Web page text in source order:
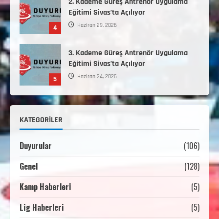
4
Eğitimi Sivas’ta Açılıyor
Haziran 29, 2026
5
3. Kademe Güreş Antrenör Uygulama
Eğitimi Sivas’ta Açılıyor
Haziran 24, 2026
1
2. Kademe Antrenörlük Kursu Hakkında
KATEGORILER
Duyurular
(106)
Genel
(128)
Kamp Haberleri
(5)
Lig Haberleri
(5)